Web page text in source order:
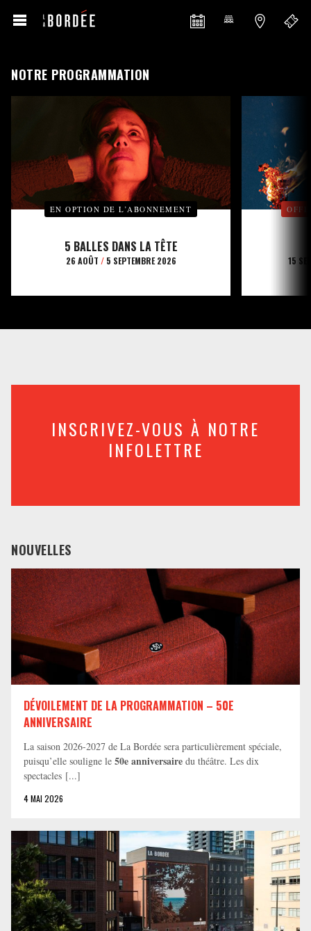
NOTRE PROGRAMMATION
EN OPTION DE L’ABONNEMENT
5 BALLES DANS LA TÊTE
26 AOÛT /5 SEPTEMBRE 2026 15
INSCRIVEZ-VOUS À NOTRE
INFOLETTRE
NOUVELLES
DÉVOILEMENT DE LA PROGRAMMATION – 50E
ANNIVERSAIRE
La saison 2026-2027 de La Bordée sera particulièrement spéciale,
puisqu’elle souligne le 50e anniversaire du théâtre. Les dix
spectacles [...]
4 MAI 2026